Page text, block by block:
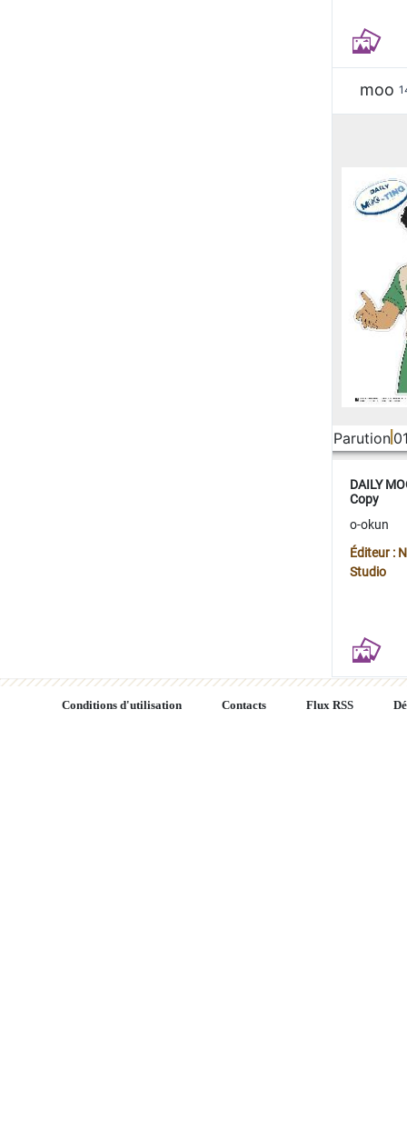
moo
Parution
DAILY
Copy
o-okun
Éditeur :
Studio
Conditions d'utilisation Contacts Flux RSS